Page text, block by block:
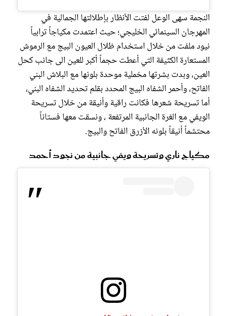
النجمة سهى الوعل لفتت الأنظار بإطلالتها الجمالية في
المهرجان السينمائي الخليجي؛ حيث اعتمدت مكياجاً ترابياً
نيود ملفت من خلال استخدام ظلال العيون البيج مع الرموش
المستعارة الكثيفة التي أعطت حجماً أكبر للعين الى جانب كحل
العين، وبدت بشرتها مخملية موحدة بلونها مع البلاش البني
الفاتح، وأحمر الشفاه البيج المحدد بقلم تحديد الشفاه البني،
أما تسريحة شعرها فكانت راقية وأنيقة من خلال تسريحة
الويفي مع الغرة الجانبية المرتفعة ، ونسقت معها فستاناً
محتشماً أنيقاً بلونه الأزرق الفاتح والبيج.
مكياج ناري وتسريحة ويفي جانبية من نجود أحمد